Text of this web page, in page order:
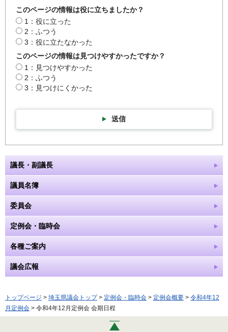
このページの情報は役に立ちましたか？
1：役に立った
2：ふつう
3：役に立たなかった
このページの情報は見つけやすかったですか？
1：見つけやすかった
2：ふつう
3：見つけにくかった
送信
議長・副議長
議員名簿
委員会
定例会・臨時会
各種ご案内
議会広報
トップページ > 埼玉県議会トップ> 定例会・臨時会 > 定例会概要 > 令和4年12
月定例会 > 令和4年12月定例会 会期日程